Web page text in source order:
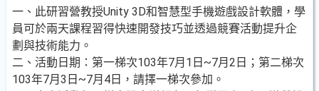
一、此研習營教授Unity 3D和智慧型手機遊戲設計軟體，學
員可於兩天課程習得快速開發技巧並透過競賽活動提升企
劃與技術能力。
二、活動日期：第一梯次103年7月1日~7月2日；第二梯次
103年7月3日~7月4日，請擇一梯次參加。